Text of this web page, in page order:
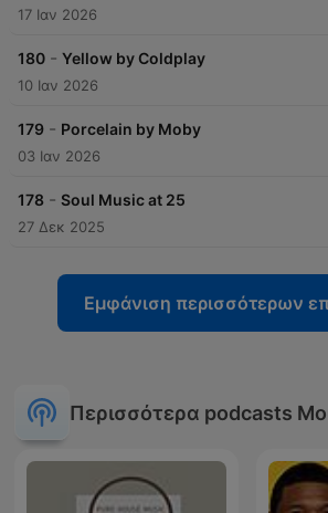
17 Ιαν 2026
180 - Yellow by Coldplay
10 Ιαν 2026
179 - Porcelain by Moby
03 Ιαν 2026
178 - Soul Music at 25
27 Δεκ 2025
Εμφάνιση περισσότερων
Περισσότερα podcasts